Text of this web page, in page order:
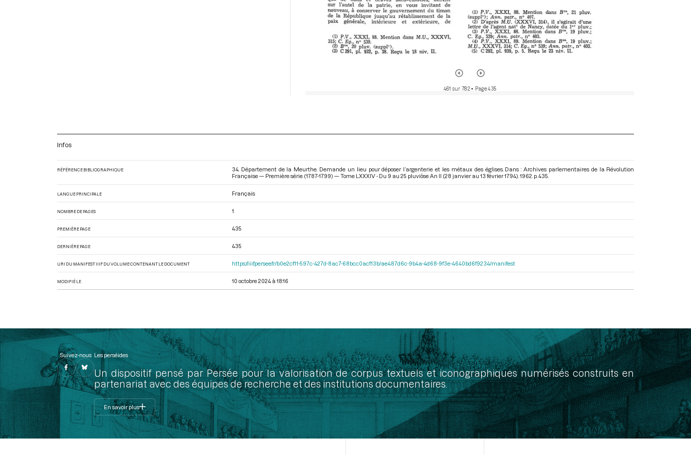
461 sur 782• Page 435
Infos
RÉFÉRENCE BIBLIOGRAPHIQUE
34. Département de la Meurthe. Demande un lieu pour déposer l’argenterie et les métaux des églises. Dans : Archives parlementaires de la Révolution
Française — Première série (1787-1799) — Tome LXXXIV - Du 9 au 25 pluviôse An II (28 janvier au 13 février 1794) . 1962. p. 435.
LANGUE PRINCIPALE Français
NOMBRE DE PAGES 1
PREMIÈRE PAGE 435
DERNIÈRE PAGE 435
URI DU MANIFEST IIIF DU VOLUME CONTENANT LE DOCUMENT https://iiif.persee.fr/b0e2cf11-597c-427d-8ac7-68bcc0acf13b/ae487d6c-9b4a-4d68-9f3e-4640bd6f9234/manifest
MODIFIÉ LE 10 octobre 2024 à 18:16
Suivez-nous Les perséides
Un dispositif pensé par Persée pour la valorisation de corpus textuels et iconographiques numérisés construits en
partenariat avec des équipes de recherche et des institutions documentaires.
En savoir plus